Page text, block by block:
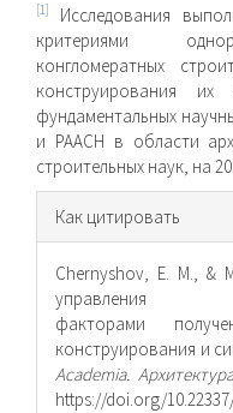
[1]
Исследования
критериями
конгломератных
конструирования их
фундаментальных
и РААСН в области
строительных наук, на
Информация
о статье
Как цитировать
Chernyshov, E. M., &
управления
факторами
конструирования и
Academia.
https://doi.org/